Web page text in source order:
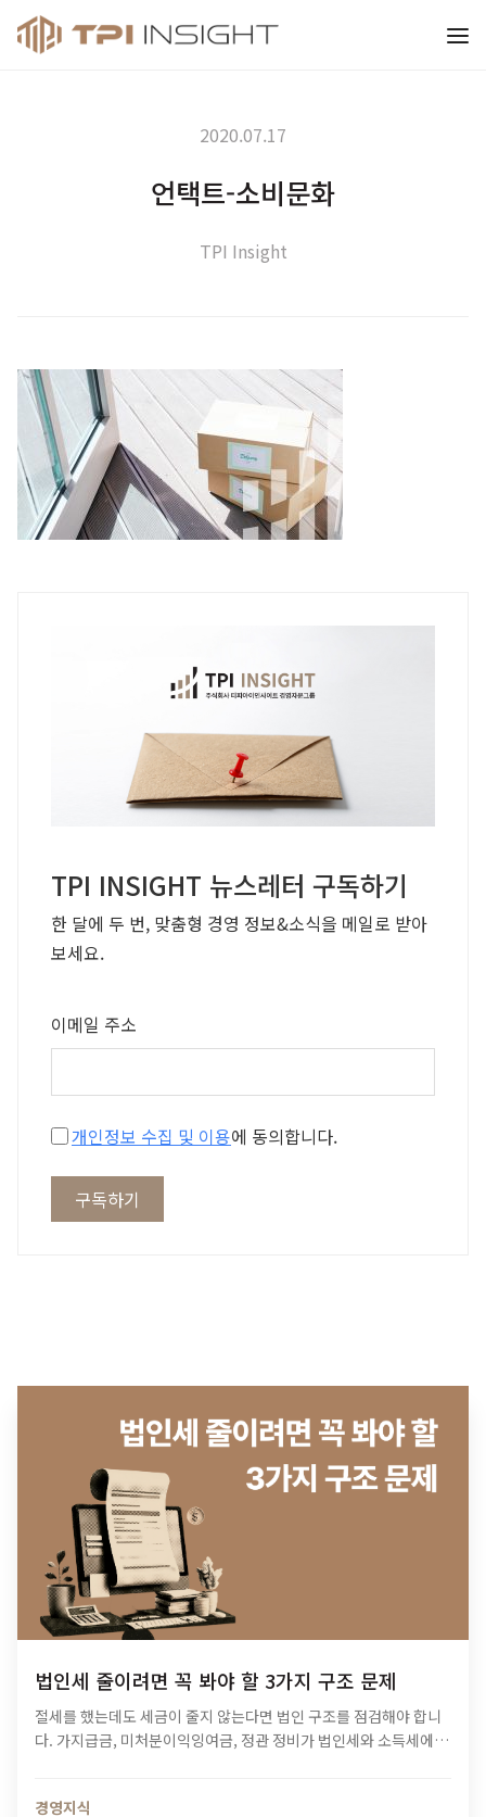
티피아이 인사이트
2020.07.17
언택트-소비문화
TPI Insight
TPI INSIGHT 뉴스레터 구독하기
한 달에 두 번, 맞춤형 경영 정보&소식을 메일로 받아
보세요.
이메일 주소
개인정보 수집 및 이용에 동의합니다.
구독하기
법인세 줄이려면 꼭 봐야 할 3가지 구조 문제
절세를 했는데도 세금이 줄지 않는다면 법인 구조를 점검해야 합니
다. 가지급금, 미처분이익잉여금, 정관 정비가 법인세와 소득세에 미
경영지식